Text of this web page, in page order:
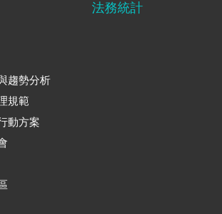
趨勢分析
規範
動方案
法務統計